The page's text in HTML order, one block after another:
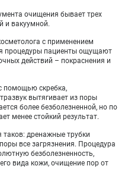
очищения бывает трех
и вакуумной.
с применением
процедуры пациенты ощущают
действий – покраснения и
помощью скребка,
вытягивает из поры
более безболезненной, но по
менее стойкий результат.
таков: дренажные трубки
все загрязнения. Процедура
безболезненность,
вида кожи, очищение пор от